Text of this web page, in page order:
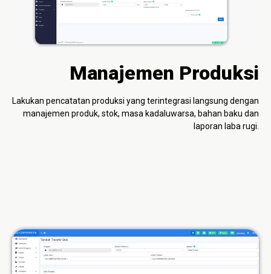
Manajemen Produksi
Lakukan pencatatan produksi yang terintegrasi langsung dengan
manajemen produk, stok, masa kadaluwarsa, bahan baku dan
laporan laba rugi.